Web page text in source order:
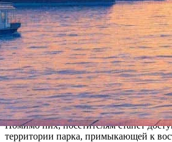
Администрация культурной
раскрыла имена будущих резидентов
отреставрированного здания лесных
выходящего фасадом на площадь
откроются музей современного
дом компании «Газпром нефть», а
бистро Матильды Шнуровой.
Помимо них, посетителям станет
территории парка, примыкающей к